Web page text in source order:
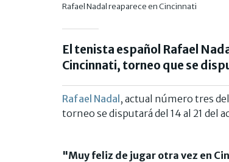
Rafael Nadal reaparece en Cincinnati
El tenista español Rafael
Cincinnati, torneo que se
Rafael Nadal, actual número tres
torneo se disputará del 14 al 21 del
"Muy feliz de jugar otra vez en